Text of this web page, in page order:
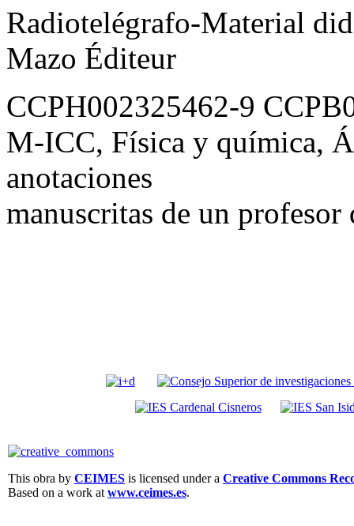
Radiotelégrafo-Material
Mazo Éditeur
CCPH002325462-9
M-ICC, Física y química,
anotaciones
manuscritas de un
This obra by CEIMES is licensed under a Creative Commons
Based on a work at www.ceimes.es.